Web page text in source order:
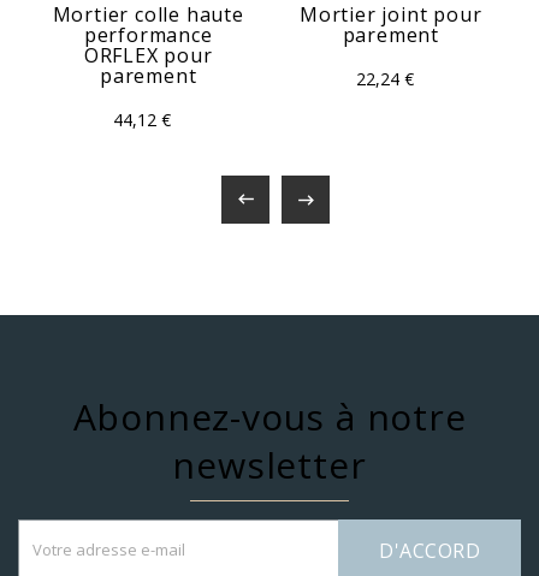
Mortier colle haute
performance
ORFLEX pour
parement
44,12 €
Mortier joint pour
parement
22,24 €
 
Abonnez-vous à notre
newsletter
D'ACCORD